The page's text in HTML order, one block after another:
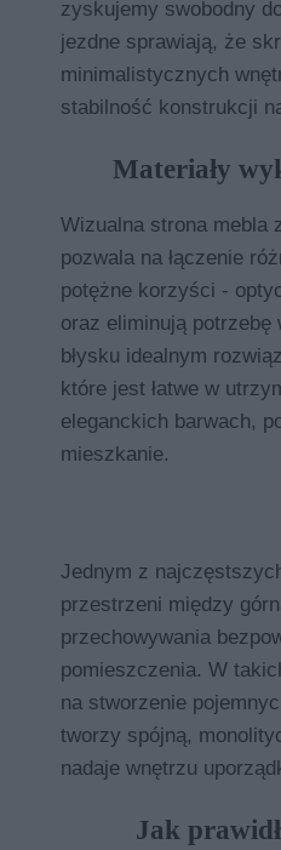
zyskujemy swobodny
jezdne sprawiają, że
minimalistycznych
stabilność konstrukcji
Materiały
Wizualna strona mebla
pozwala na łączenie
potężne korzyści -
oraz eliminują
błysku idealnym
które jest łatwe w
eleganckich barwach,
mieszkanie.
Jednym z
przestrzeni między
przechowywania
pomieszczenia. W
na stworzenie
tworzy spójną,
nadaje wnętrzu
Jak